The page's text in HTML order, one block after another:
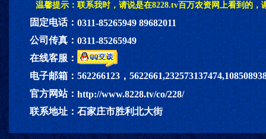
温馨提示：联系我时，请说是在8228.tv百万农资网上看到的，
固定电话：0311-85265949 89682011
公司传真：0311-85265949
在线客服：
电子邮箱：562266123，
官方网站：http://www.8228.tv/co/228/
联系地址：石家庄市胜利北大街